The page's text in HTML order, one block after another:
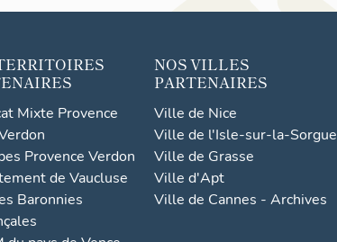
Mixte Provence
Provence Verdon
de Vaucluse
Baronnies
NOS VILLES
PARTENAIRES
Ville de Nice
Ville de l'Isle-sur-la-Sorgue
Ville de Grasse
Ville d'Apt
Ville de Cannes - Archives